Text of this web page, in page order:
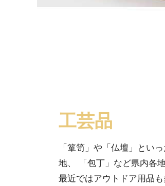
工芸品
「箪笥」や「仏壇」とい
地、 「包丁」など県内各
最近ではアウトドア用品も